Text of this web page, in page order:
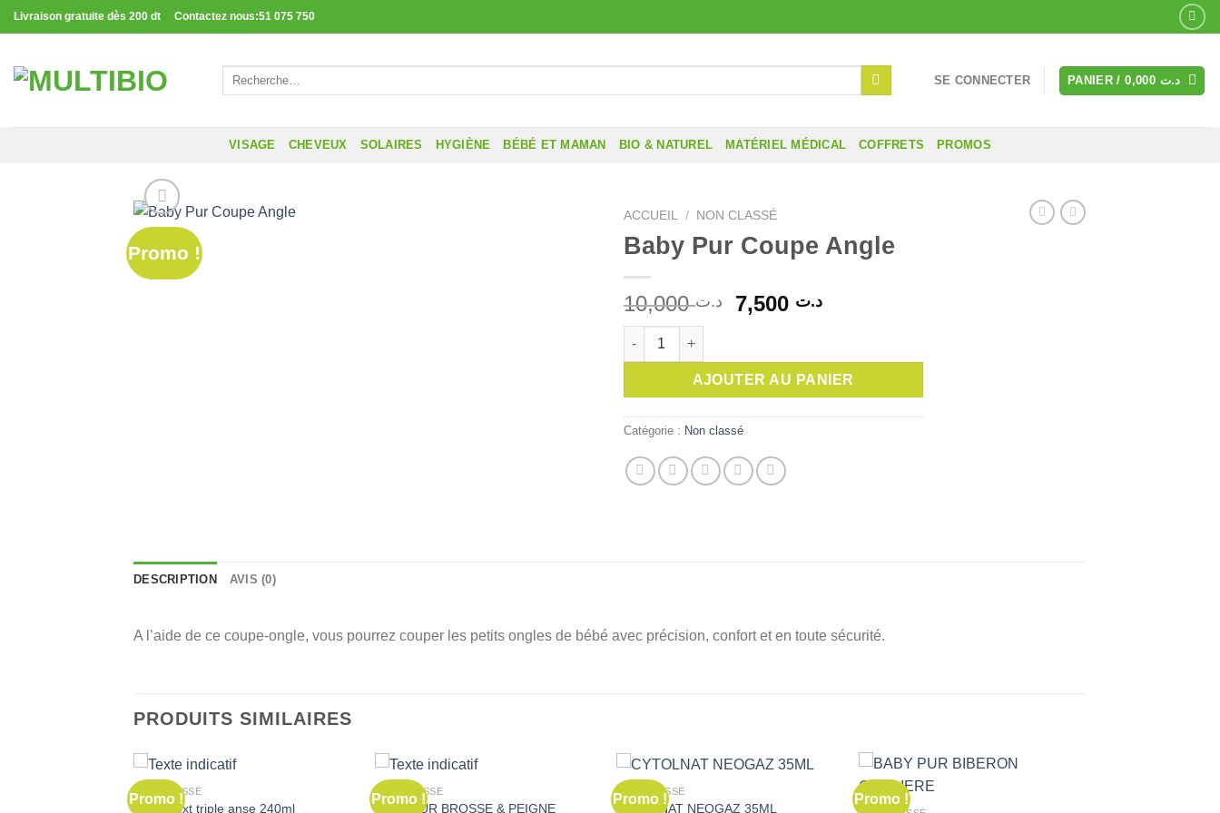
Passer
au
Livraison gratuite dès 200 dt Contactez nous:51 075 750
Recherche
SE CONNECTER PANIER / د.ت
VISAGE CHEVEUX SOLAIRES HYGIÈNE BÉBÉ ET MAMAN BIO & NATUREL MATÉRIEL MÉDICAL COFFRETS PROMOS
Promo !
ACCUEIL / NON CLASSÉ
Baby Pur Coupe Angle
د.ت10,000
Le
était :
د.ت 10,000.
د.تLe
est :
quantité de Baby Pur Coupe Angle
AJOUTER AU PANIER
Catégorie : Non classé
DESCRIPTION AVIS (0)
A l’aide de ce coupe-ongle, vous pourrez couper les petits ongles de bébé avec précision, confort et en toute sécurité.
PRODUITS SIMILAIRES
Promo !
NON CLASSÉ
tasse next triple anse 240ml
Promo !
NON CLASSÉ
BABY PUR BROSSE & PEIGNE
Promo !
NON CLASSÉ
CYTOLNAT NEOGAZ 35ML
Promo !